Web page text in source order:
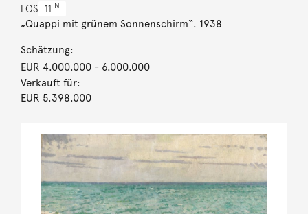
LOS 11 N
„Quappi mit grünem Sonnenschirm“. 1938
Schätzung:
EUR 4.000.000- 6.000.000
Verkauft für:
EUR 5.398.000